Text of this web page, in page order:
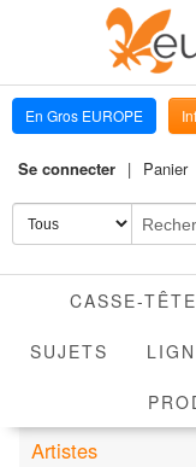
En Gros EUROPE
Se connecter Panier
CASSE-
SUJETS
Artistes